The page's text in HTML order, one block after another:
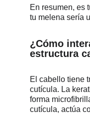
En resumen, es
tu melena sería
¿Cómo
estructura
El cabello tiene
cutícula. La
forma
cutícula, actúa